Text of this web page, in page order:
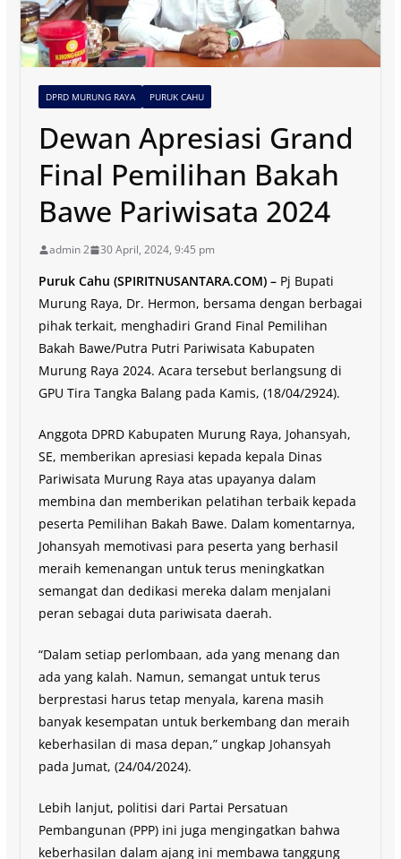
DPRD MURUNG RAYA PURUK CAHU
Dewan Apresiasi Grand
Final Pemilihan Bakah
Bawe Pariwisata 2024
admin 2 30 April, 2024, 9:45 pm
Puruk Cahu (SPIRITNUSANTARA.COM) –Pj Bupati
Murung Raya, Dr. Hermon, bersama dengan berbagai
pihak terkait, menghadiri Grand Final Pemilihan
Bakah Bawe/Putra Putri Pariwisata Kabupaten
Murung Raya 2024. Acara tersebut berlangsung di
GPU Tira Tangka Balang pada Kamis, (18/04/2924).
Anggota DPRD Kabupaten Murung Raya, Johansyah,
SE, memberikan apresiasi kepada kepala Dinas
Pariwisata Murung Raya atas upayanya dalam
membina dan memberikan pelatihan terbaik kepada
peserta Pemilihan Bakah Bawe. Dalam komentarnya,
Johansyah memotivasi para peserta yang berhasil
meraih kemenangan untuk terus meningkatkan
semangat dan dedikasi mereka dalam menjalani
peran sebagai duta pariwisata daerah.
“Dalam setiap perlombaan, ada yang menang dan
ada yang kalah. Namun, semangat untuk terus
berprestasi harus tetap menyala, karena masih
banyak kesempatan untuk berkembang dan meraih
keberhasilan di masa depan,” ungkap Johansyah
pada Jumat, (24/04/2024).
Lebih lanjut, politisi dari Partai Persatuan
Pembangunan (PPP) ini juga mengingatkan bahwa
keberhasilan dalam ajang ini membawa tanggung